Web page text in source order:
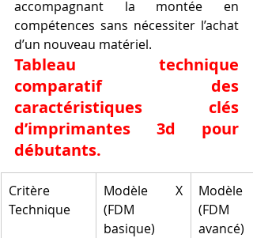
accompagnant la montée en
compétences sans nécessiter l’achat
d’un nouveau matériel.
Tableau technique
comparatif des
caractéristiques clés
d’imprimantes 3d pour
débutants.
Critère
Technique
Modèle X
(FDM
basique)
(FDM
avancé)